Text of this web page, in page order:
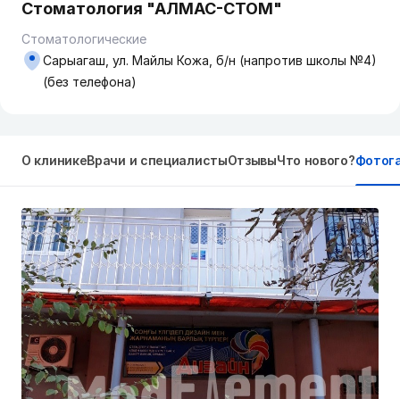
Стоматология "АЛМАС-СТОМ"
Стоматологические
Сарыагаш, ул. Майлы Кожа, б/н (напротив школы №4)
(без телефона)
О клиникеВрачи и специалистыОтзывыЧто нового?